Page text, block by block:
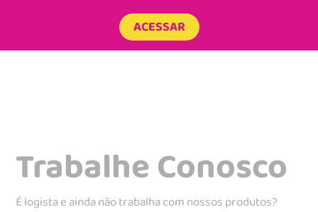
ACESSAR
Trabalhe Conosco
É logista e ainda não trabalha com nossos produtos?